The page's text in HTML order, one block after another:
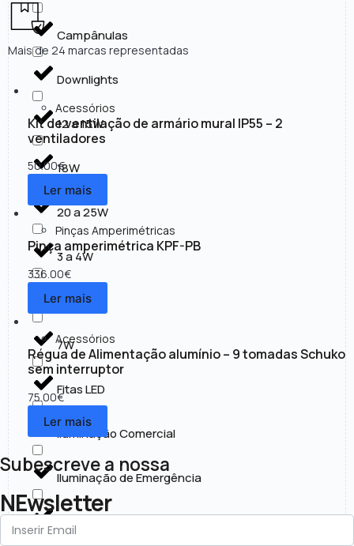
Campânulas
Downlights
12 a 15W
18W
20 a 25W
3 a 4W
30 a 50W
7W
Fitas LED
Iluminação Comercial
Iluminação de Emergência
Iluminação Exterior
Mais de 24 marcas representadas
Acessórios
Kit de ventilação de armário mural IP55 – 2
ventiladores
50.00€
Ler mais
Pinças Amperimétricas
Pinça amperimétrica KPF-PB
336.00€
Ler mais
Acessórios
Régua de Alimentação alumínio – 9 tomadas Schuko
sem interruptor
75.00€
Ler mais
Subescreve a nossa
NEwsletter